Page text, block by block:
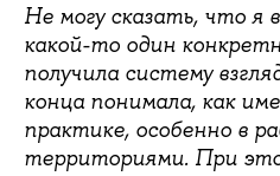
Не могу сказать, что я
какой-то один
получила систему
конца понимала, как
практике, особенно в
территориями. При